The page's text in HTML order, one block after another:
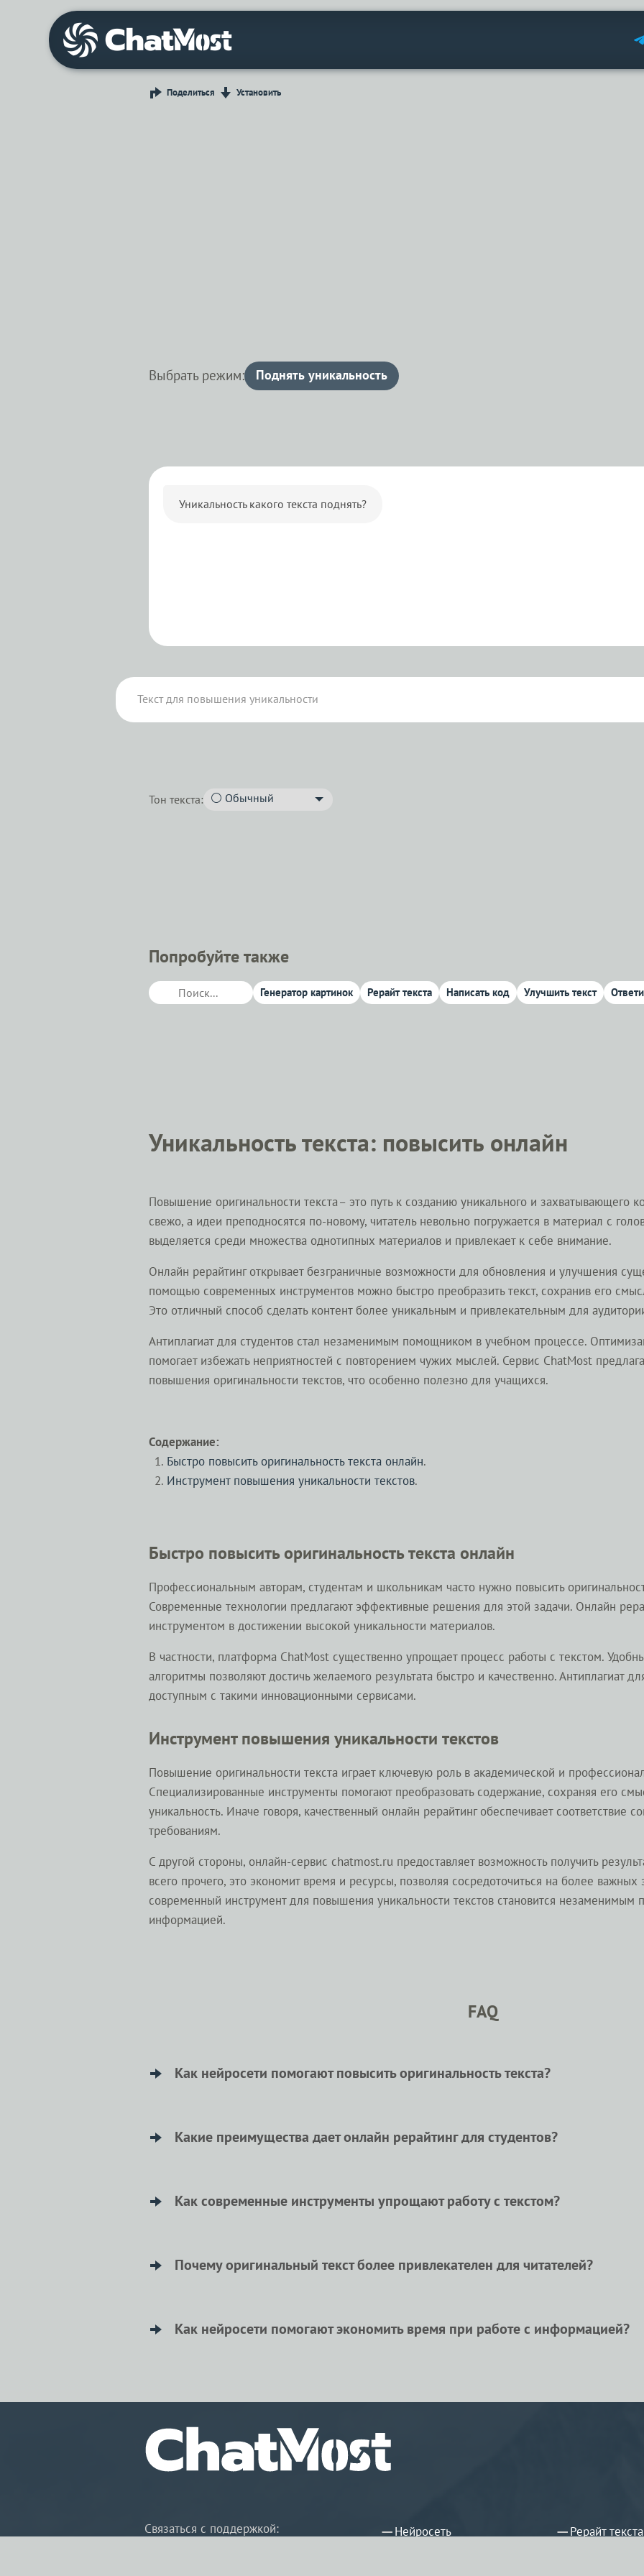
Поделиться Установить
Выбрать режим: Поднять уникальность
Уникальность какого текста поднять?
Тон текста:
Попробуйте также
Генератор картинок Рерайт текста Написать код Улучшить текст
Уникальность текста: повысить онлайн
Повышение оригинальности текста – это путь к созданию уникального и захватывающего
свежо, а идеи преподносятся по-новому, читатель невольно погружается в материал с
выделяется среди множества однотипных материалов и привлекает к себе внимание.
Онлайн рерайтинг открывает безграничные возможности для обновления и улучшения
помощью современных инструментов можно быстро преобразить текст, сохранив его
Это отличный способ сделать контент более уникальным и привлекательным для
Антиплагиат для студентов стал незаменимым помощником в учебном процессе.
помогает избежать неприятностей с повторением чужих мыслей. Сервис ChatMost
повышения оригинальности текстов, что особенно полезно для учащихся.
Содержание:
Быстро повысить оригинальность текста онлайн.
Инструмент повышения уникальности текстов.
Быстро повысить оригинальность текста онлайн
Профессиональным авторам, студентам и школьникам часто нужно повысить
Современные технологии предлагают эффективные решения для этой задачи. Онлайн
инструментом в достижении высокой уникальности материалов.
В частности, платформа ChatMost существенно упрощает процесс работы с текстом.
алгоритмы позволяют достичь желаемого результата быстро и качественно. Антиплагиат
доступным с такими инновационными сервисами.
Инструмент повышения уникальности текстов
Повышение оригинальности текста играет ключевую роль в академической и
Специализированные инструменты помогают преобразовать содержание, сохраняя его
уникальность. Иначе говоря, качественный онлайн рерайтинг обеспечивает соответствие
требованиям.
С другой стороны, онлайн-сервис chatmost.ru предоставляет возможность получить
всего прочего, это экономит время и ресурсы, позволяя сосредоточиться на более важных
современный инструмент для повышения уникальности текстов становится
информацией.
FAQ
Как нейросети помогают повысить оригинальность текста?
позволяет создать уникальный контент, который выделяется среди других.
Какие преимущества дает онлайн рерайтинг для студентов?
интересными для преподавателей и однокурсников.
Как современные инструменты упрощают работу с текстом?
уникальность без больших усилий.
Почему оригинальный текст более привлекателен для читателей?
читателя и побуждает его читать дальше.
Как нейросети помогают экономить время при работе с информацией?
Связаться с поддержкой:
Нейросеть
Рерайт текста